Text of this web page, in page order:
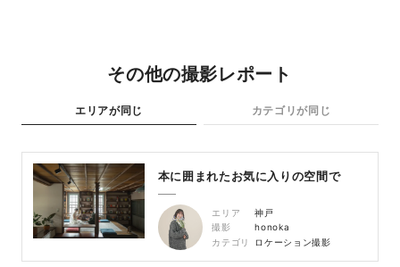
その他の撮影レポート
エリアが同じ カテゴリが同じ
本に囲まれたお気に入りの空間で
エリア
神戸
撮影
honoka
カテゴリ
ロケーション撮影